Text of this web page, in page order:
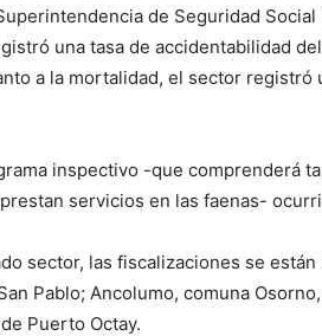
de Seguridad Social
una tasa de accidentabilidad
a la mortalidad, el sector registró
inspectivo -que comprenderá
servicios en las faenas-
sector, las fiscalizaciones se
Pablo; Ancolumo, comuna
Puerto Octay.